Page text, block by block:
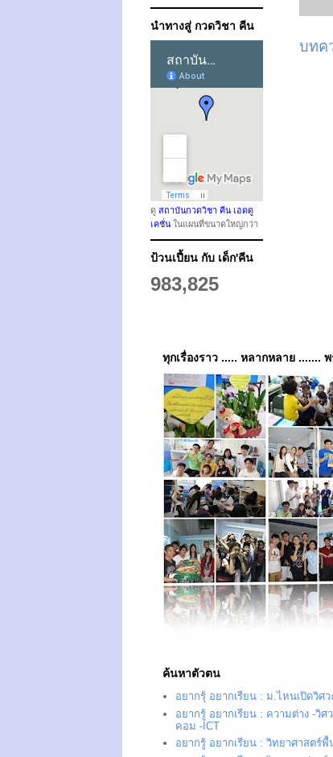
บทค
นำทางสู่ กวดวิชา คีน
ดู สถาบันกวดวิชา คีน เอดดู
เคชั่น ในแผนที่ขนาดใหญ่กว่า
ป้วนเปี้ยน กับ เด็ก'คีน
983,825
ทุกเรื่องราว ..... หลากหลาย .......
ค้นหาตัวตน
อยากรุ้ อยากเรียน : ม.ไหนเปิดวิศ
อยากรู้ อยากเรียน : ความต่าง -วิศ
คอม -ICT
อยากรู้ อยากเรียน : วิทยาศาสตร์